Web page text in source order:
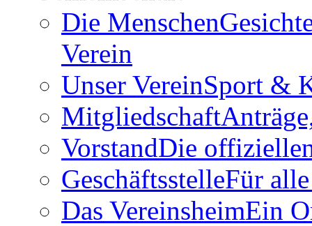
Die Menschen
Verein
Unser VereinSport &
Mitgliedschaft
VorstandDie
GeschäftsstelleFür
Das VereinsheimEin